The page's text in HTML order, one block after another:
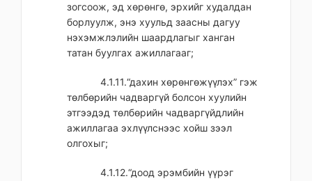
зогсоож, эд хөрөнгө, эрхийг худалдан
борлуулж, энэ хуульд заасны дагуу
нэхэмжлэлийн шаардлагыг ханган
татан буулгах ажиллагааг;
4.1.11.“дахин хөрөнгөжүүлэх” гэж
төлбөрийн чадваргүй болсон хуулийн
этгээдэд төлбөрийн чадваргүйдлийн
ажиллагаа эхлүүлснээс хойш зээл
олгохыг;
4.1.12.“доод эрэмбийн үүрэг